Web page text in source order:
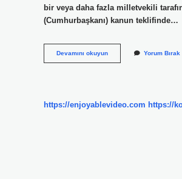
bir veya daha fazla milletvekili
(Cumhurbaşkanı) kanun teklifinde…
Devamını okuyunKanun
Teklifi
Yorum Bırak
https://enjoyablevideo.com https://